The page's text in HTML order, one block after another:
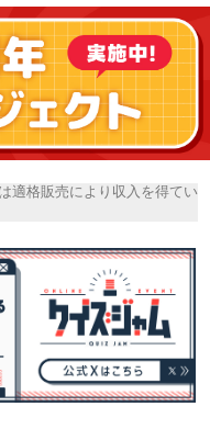
適格販売により収入を得てい